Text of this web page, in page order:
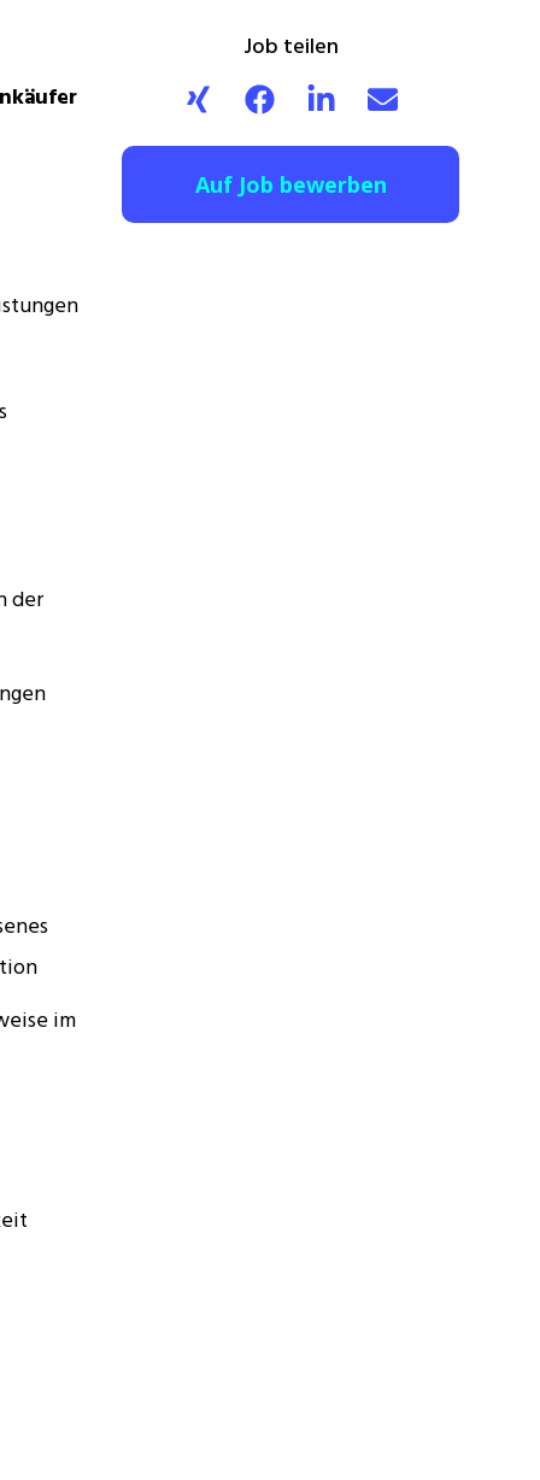
der
im
Job teilen
Auf Job bewerben